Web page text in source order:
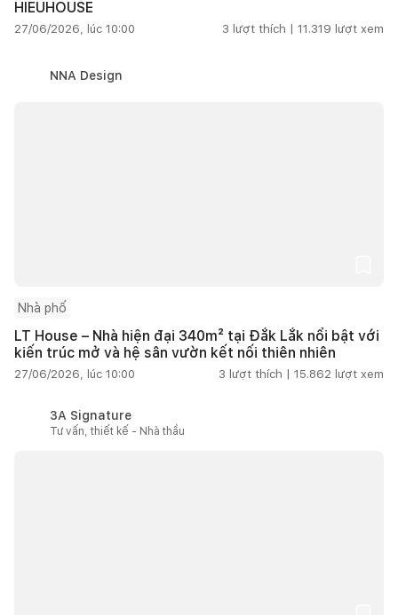
HIEUHOUSE
27/06/2026, lúc 10:00 3 lượt thích | 11.319 lượt xem
NNA Design
Nhà phố
LT House – Nhà hiện đại 340m² tại Đắk Lắk nổi bật với
kiến trúc mở và hệ sân vườn kết nối thiên nhiên
27/06/2026, lúc 10:00 3 lượt thích | 15.862 lượt xem
3A Signature
Tư vấn, thiết kế - Nhà thầu